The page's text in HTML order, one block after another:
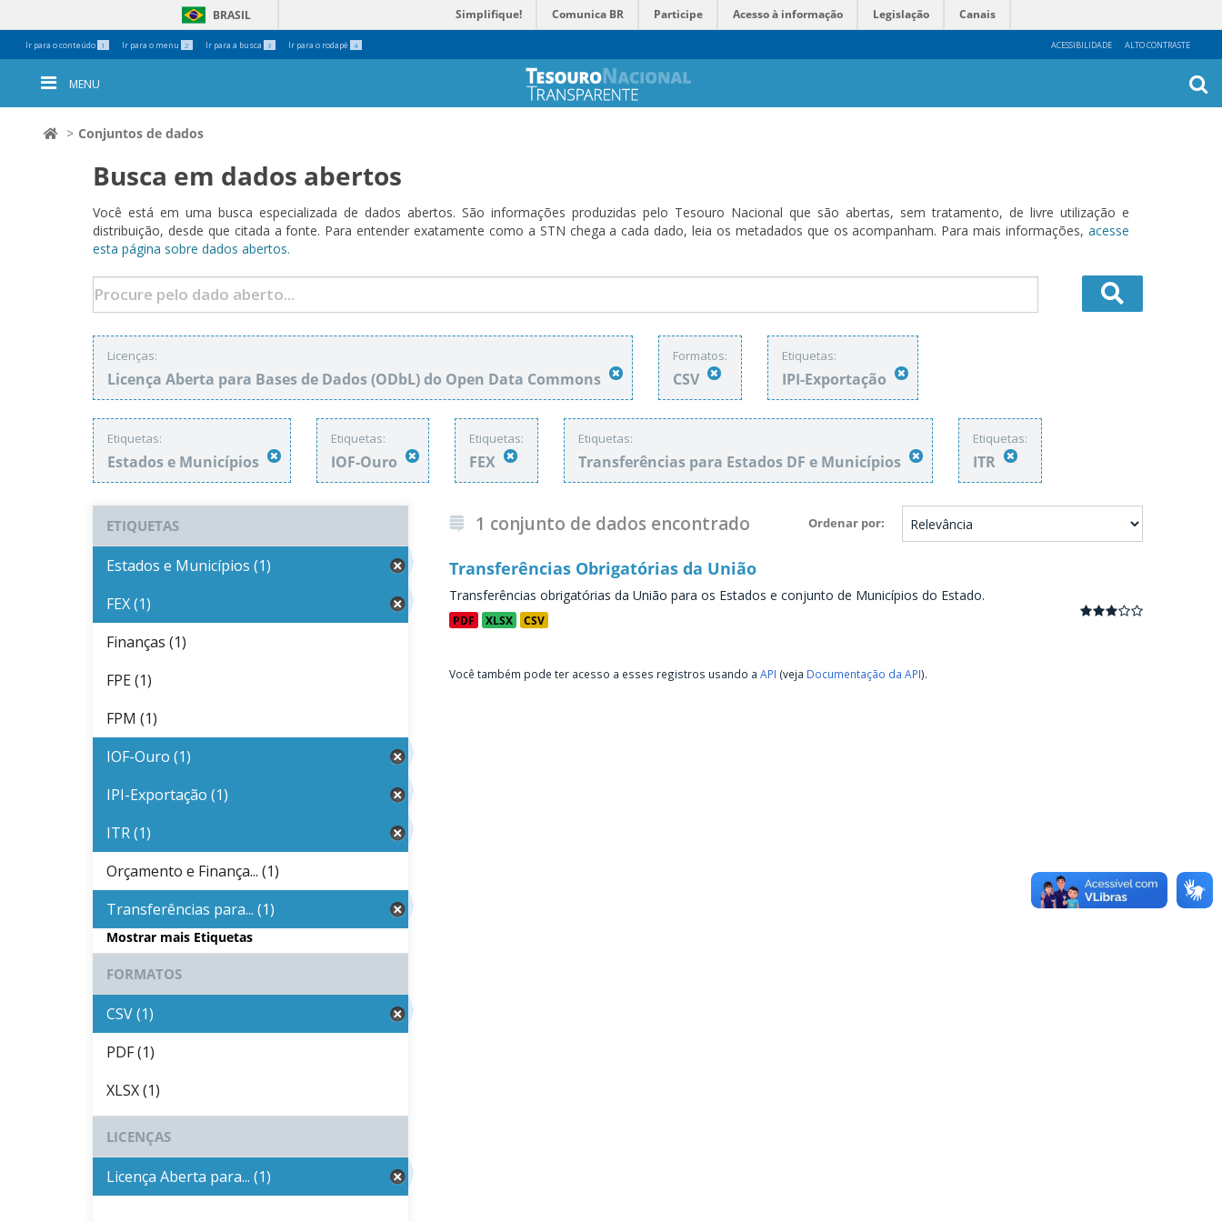
Ir para o conteúdo 1 Ir para o menu 2 Ir para a busca 3 Ir para o rodapé 4 ACESSIBILIDADE ALTO CONTRASTE
BRASIL Simplifique! Comunica BR Participe Acesso à informação Legislação Canais
Ferramentas
Pessoais
MENU
Conjuntos de dados
Busca em dados abertos
Você está em uma busca especializada de dados abertos. São informações produzidas pelo Tesouro Nacional que são abertas, sem tratamento, de livre utilização e
distribuição, desde que citada a fonte. Para entender exatamente como a STN chega a cada dado, leia os metadados que os acompanham. Para mais informações, acesse
esta página sobre dados abertos.
Licenças:
Licença Aberta para Bases de Dados (ODbL) do Open Data Commons
Formatos:
CSV
Etiquetas:
IPI-Exportação
Etiquetas:
Estados e Municípios
Etiquetas:
IOF-Ouro
Etiquetas:
FEX
Etiquetas:
Transferências para Estados DF e Municípios
Etiquetas:
ITR
Ordenar por
1 conjunto de dados encontrado
Transferências Obrigatórias da União
Transferências obrigatórias da União para os Estados e conjunto de Municípios do Estado.
PDF XLSX CSV
Você também pode ter acesso a esses registros usando a API (veja Documentação da API).
ETIQUETAS
Estados e Municípios (1)
FEX (1)
Finanças (1)
FPE (1)
FPM (1)
IOF-Ouro (1)
IPI-Exportação (1)
ITR (1)
Orçamento e Finança... (1)
Transferências para... (1)
Mostrar mais Etiquetas
FORMATOS
CSV (1)
PDF (1)
XLSX (1)
LICENÇAS
Licença Aberta para... (1)